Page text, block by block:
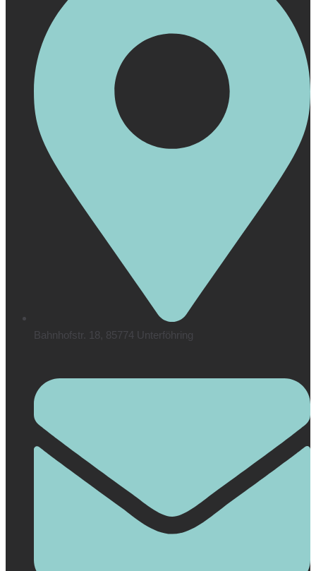
Bahnhofstr. 18, 85774 Unterföhring